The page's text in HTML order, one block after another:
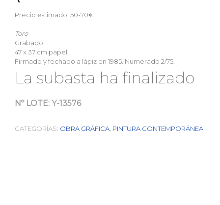
Precio estimado: 50-70€
Toro
Grabado
47 x 37 cm papel
Firmado y fechado a lápiz en 1985. Numerado 2/75.
La subasta ha finalizado
Nº LOTE: Y-13576
CATEGORÍAS: OBRA GRÁFICA, PINTURA CONTEMPORÁNEA